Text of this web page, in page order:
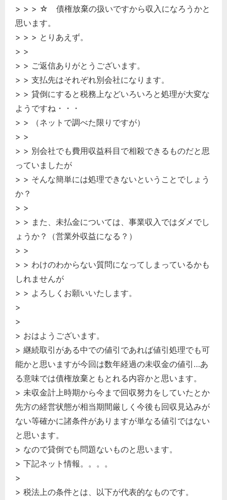
> > > ☆ 債権放棄の扱いですから収入になろうかと
思います。
> > > とりあえず。
> >
> > ご返信ありがとうございます。
> > 支払先はそれぞれ別会社になります。
> > 貸倒にすると税務上などいろいろと処理が大変な
ようですね・・・
> > （ネットで調べた限りですが）
> >
> > 別会社でも費用収益科目で相殺できるものだと思
っていましたが
> > そんな簡単には処理できないということでしょう
か？
> >
> > また、未払金については、事業収入ではダメでし
ょうか？（営業外収益になる？）
> >
> > わけのわからない質問になってしまっているかも
しれませんが
> > よろしくお願いいたします。
>
>
> おはようございます。
> 継続取引がある中での値引であれば値引処理でも可
能かと思いますが今回は数年経過の未収金の値引…あ
る意味では債権放棄ともとれる内容かと思います。
> 未収金計上時期から今まで回収努力をしていたとか
先方の経営状態が相当期間厳しく今後も回収見込みが
ない等確かに諸条件がありますが単なる値引ではない
と思います。
> なので貸倒でも問題ないものと思います。
> 下記ネット情報。。。。
>
> 税法上の条件とは、以下が代表的なものです。